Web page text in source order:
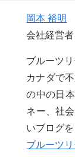
岡本 裕明
会社経営者
ブルーツ
カナダで
の中の日
ネー、社
いブログを
ブルーツ